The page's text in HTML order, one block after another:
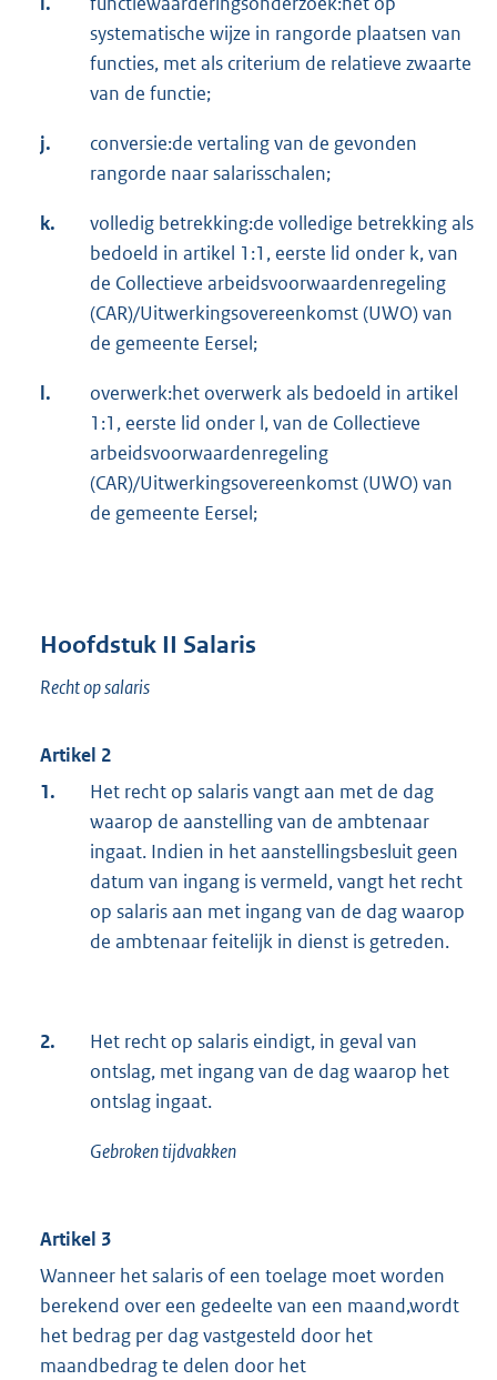
systematische wijze in rangorde plaatsen van
functies, met als criterium de relatieve zwaarte
van de functie;
j.
conversie:de vertaling van de gevonden
rangorde naar salarisschalen;
k.
volledig betrekking:de volledige betrekking als
bedoeld in artikel 1:1, eerste lid onder k, van
de Collectieve arbeidsvoorwaardenregeling
(CAR)/Uitwerkingsovereenkomst (UWO) van
de gemeente Eersel;
l.
overwerk:het overwerk als bedoeld in artikel
1:1, eerste lid onder l, van de Collectieve
arbeidsvoorwaardenregeling
(CAR)/Uitwerkingsovereenkomst (UWO) van
de gemeente Eersel;
Hoofdstuk II Salaris
Recht op salaris
Artikel 2
1.
Het recht op salaris vangt aan met de dag
waarop de aanstelling van de ambtenaar
ingaat. Indien in het aanstellingsbesluit geen
datum van ingang is vermeld, vangt het recht
op salaris aan met ingang van de dag waarop
de ambtenaar feitelijk in dienst is getreden.
2.
Het recht op salaris eindigt, in geval van
ontslag, met ingang van de dag waarop het
ontslag ingaat.
Gebroken tijdvakken
Artikel 3
Wanneer het salaris of een toelage moet worden
berekend over een gedeelte van een maand,wordt
het bedrag per dag vastgesteld door het
maandbedrag te delen door het